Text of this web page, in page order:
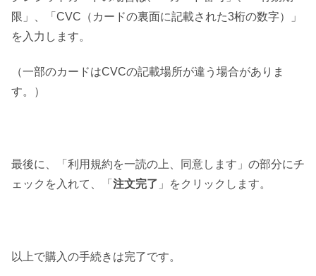
限」、「CVC（カードの裏面に記載された3桁の数字）」
を入力します。
（一部のカードはCVCの記載場所が違う場合がありま
す。）
最後に、「利用規約を一読の上、同意します」の部分にチ
ェックを入れて、「 注文完了 」をクリックします。
以上で購入の手続きは完了です。